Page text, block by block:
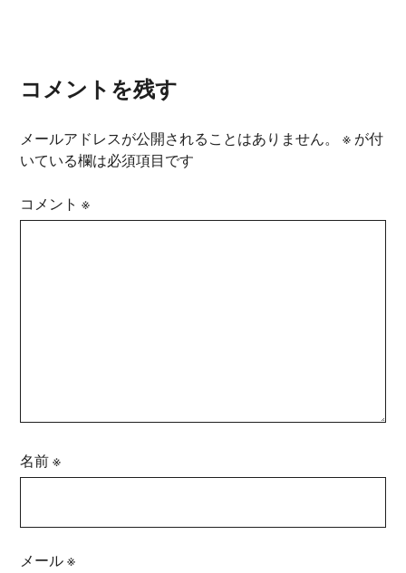
コメントを残す
メールアドレスが公開されることはありません。 ※ が付
いている欄は必須項目です
コメント※
名前※
メール※